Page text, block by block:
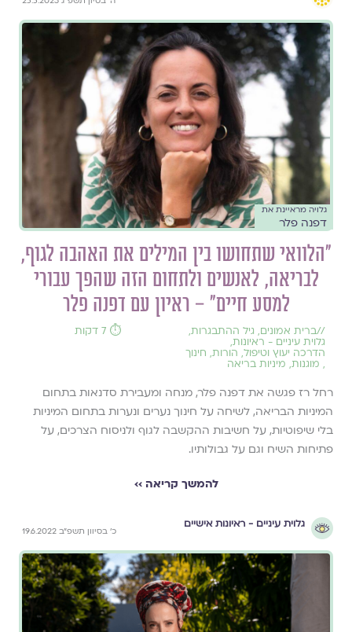
גלויה מראיינת את
דפנה פלר
"הלוואי שתחושו בין המילים את האהבה לגוף,
לבריאה, לאנשים ולתחום הזה שהפך עבורי
למסע חיים" – ראיון עם דפנה פלר
//ברית אמונים, גיל ההתבגרות,
גלוית עיניים - ראיונות,
הדרכה יעוץ וטיפול, הורות, חינוך
, מוגנות, מיניות בריאה
⏱️ 7 דקות
רחל רז פגשה את דפנה פלר, מנחה ומעבירת סדנאות בתחום
המיניות הבריאה, לשיחה על חינוך נערים ונערות בתחום המיניות
בלי שיפוטיות, על חשיבות ההקשבה לגוף ולניסוח הצרכים, על
פתיחות השיח וגם על גבולותיו.
להמשך קריאה ››
גלוית עיניים - ראיונות אישיים
כ׳ בסיוון תשפ״ב 19.6.2022